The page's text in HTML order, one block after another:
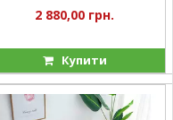
2 880,00 грн.
Купити